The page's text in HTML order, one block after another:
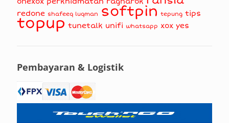
redone shafeeq luqman softpin tepung tips
topup tunetalk unifi whatsapp xox yes
Pembayaran & Logistik